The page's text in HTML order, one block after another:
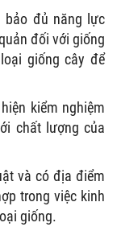
bảo đủ năng lực
đối với giống
giống cây để
kiểm nghiệm
chất lượng của
và có địa điểm
trong việc kinh
giống.